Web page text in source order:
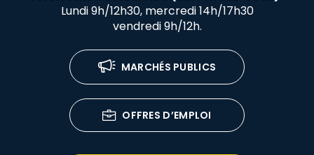
Lundi 9h/12h30, mercredi 14h/17h30
vendredi 9h/12h.
MARCHÉS PUBLICS
OFFRES D’EMPLOI